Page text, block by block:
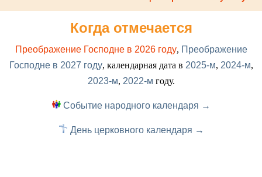
Когда отмечается
Преображение Господне в 2026 году, Преображение
Господне в 2027 году, календарная дата в 2025-м, 2024-м,
2023-м, 2022-м году.
Событие народного календаря →
День церковного календаря →